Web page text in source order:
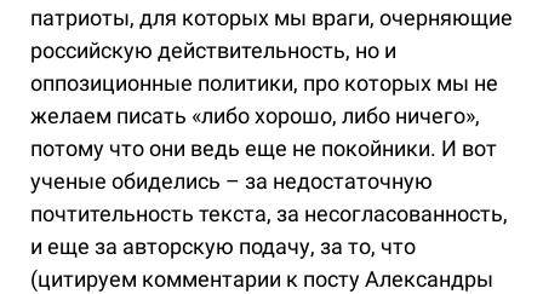
патриоты, для которых мы враги, очерняющие
российскую действительность, но и
оппозиционные политики, про которых мы не
желаем писать «либо хорошо, либо ничего»,
потому что они ведь еще не покойники. И вот
ученые обиделись – за недостаточную
почтительность текста, за несогласованность,
и еще за авторскую подачу, за то, что
(цитируем комментарии к посту Александры